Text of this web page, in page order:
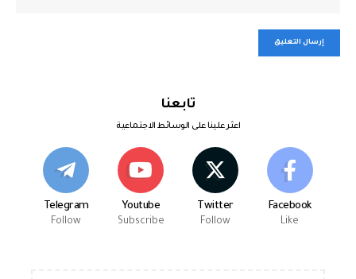
تابعنا
اعثر علينا على الوسائط الاجتماعية
Facebook
Like
Twitter
Follow
Youtube
Subscribe
Telegram
Follow